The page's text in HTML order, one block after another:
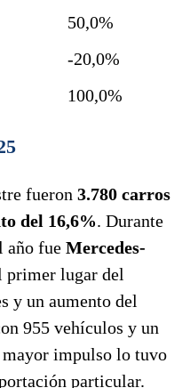
50,0%
-20,0%
100,0%
fueron 3.780 carros
del 16,6%. Durante
año fue Mercedes-
primer lugar del
y un aumento del
955 vehículos y un
mayor impulso lo tuvo
particular.